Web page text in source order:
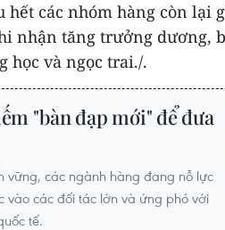
hết các nhóm hàng còn lại
nhận tăng trưởng dương,
học và ngọc trai./.
"bàn đạp mới" để đưa
các ngành hàng đang nỗ lực
các đối tác lớn và ứng phó với
tế.